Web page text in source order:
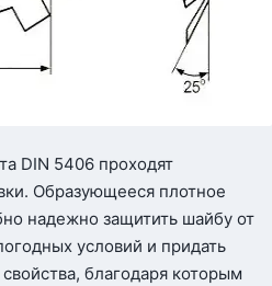
DIN 5406 проходят
Образующееся плотное
надежно защитить шайбу от
условий и придать
благодаря которым